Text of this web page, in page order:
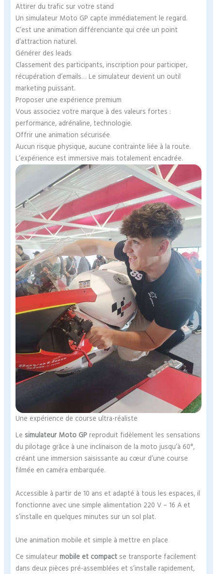
Attirer du trafic sur votre stand
Un simulateur Moto GP capte immédiatement le regard.
C’est une animation différenciante qui crée un point
d’attraction naturel.
Générer des leads
Classement des participants, inscription pour participer,
récupération d’emails… Le simulateur devient un outil
marketing puissant.
Proposer une expérience premium
Vous associez votre marque à des valeurs fortes :
performance, adrénaline, technologie.
Offrir une animation sécurisée
Aucun risque physique, aucune contrainte liée à la route.
L’expérience est immersive mais totalement encadrée.
Une expérience de course ultra-réaliste
Le simulateur Moto GP reproduit fidèlement les sensations
du pilotage grâce à une inclinaison de la moto jusqu’à 60°,
créant une immersion saisissante au cœur d’une course
filmée en caméra embarquée.
Accessible à partir de 10 ans et adapté à tous les espaces, il
fonctionne avec une simple alimentation 220 V – 16 A et
s’installe en quelques minutes sur un sol plat.
Une animation mobile et simple à mettre en place
Ce simulateurmobile et compact se transporte facilement
dans deux pièces pré-assemblées et s’installe rapidement,